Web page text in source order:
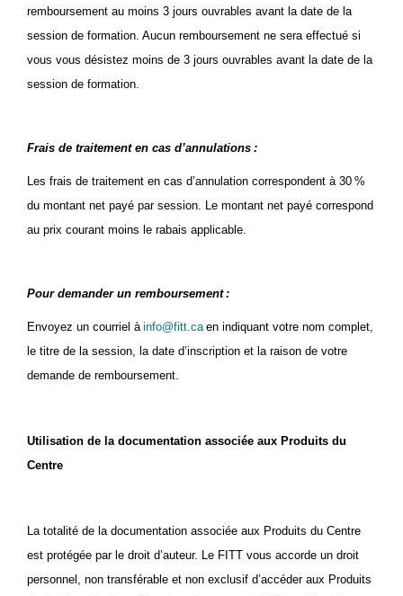
remboursement au moins 3 jours ouvrables avant la date de la
session de formation. Aucun remboursement ne sera effectué si
vous vous désistez moins de 3 jours ouvrables avant la date de la
session de formation.
Frais de traitement en cas d’annulations :
Les frais de traitement en cas d’annulation correspondent à 30 %
du montant net payé par session. Le montant net payé correspond
au prix courant moins le rabais applicable.
Pour demander un remboursement :
Envoyez un courriel àinfo@fitt.caen indiquant votre nom complet,
le titre de la session, la date d’inscription et la raison de votre
demande de remboursement.
Utilisation de la documentation associée aux Produits du
Centre
La totalité de la documentation associée aux Produits du Centre
est protégée par le droit d’auteur. Le FITT vous accorde un droit
personnel, non transférable et non exclusif d’accéder aux Produits